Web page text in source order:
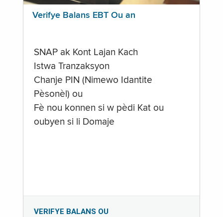
Verifye Balans EBT Ou an
SNAP ak Kont Lajan Kach
Istwa Tranzaksyon
Chanje PIN (Nimewo Idantite
Pèsonèl) ou
Fè nou konnen si w pèdi Kat ou
oubyen si li Domaje
VERIFYE BALANS OU